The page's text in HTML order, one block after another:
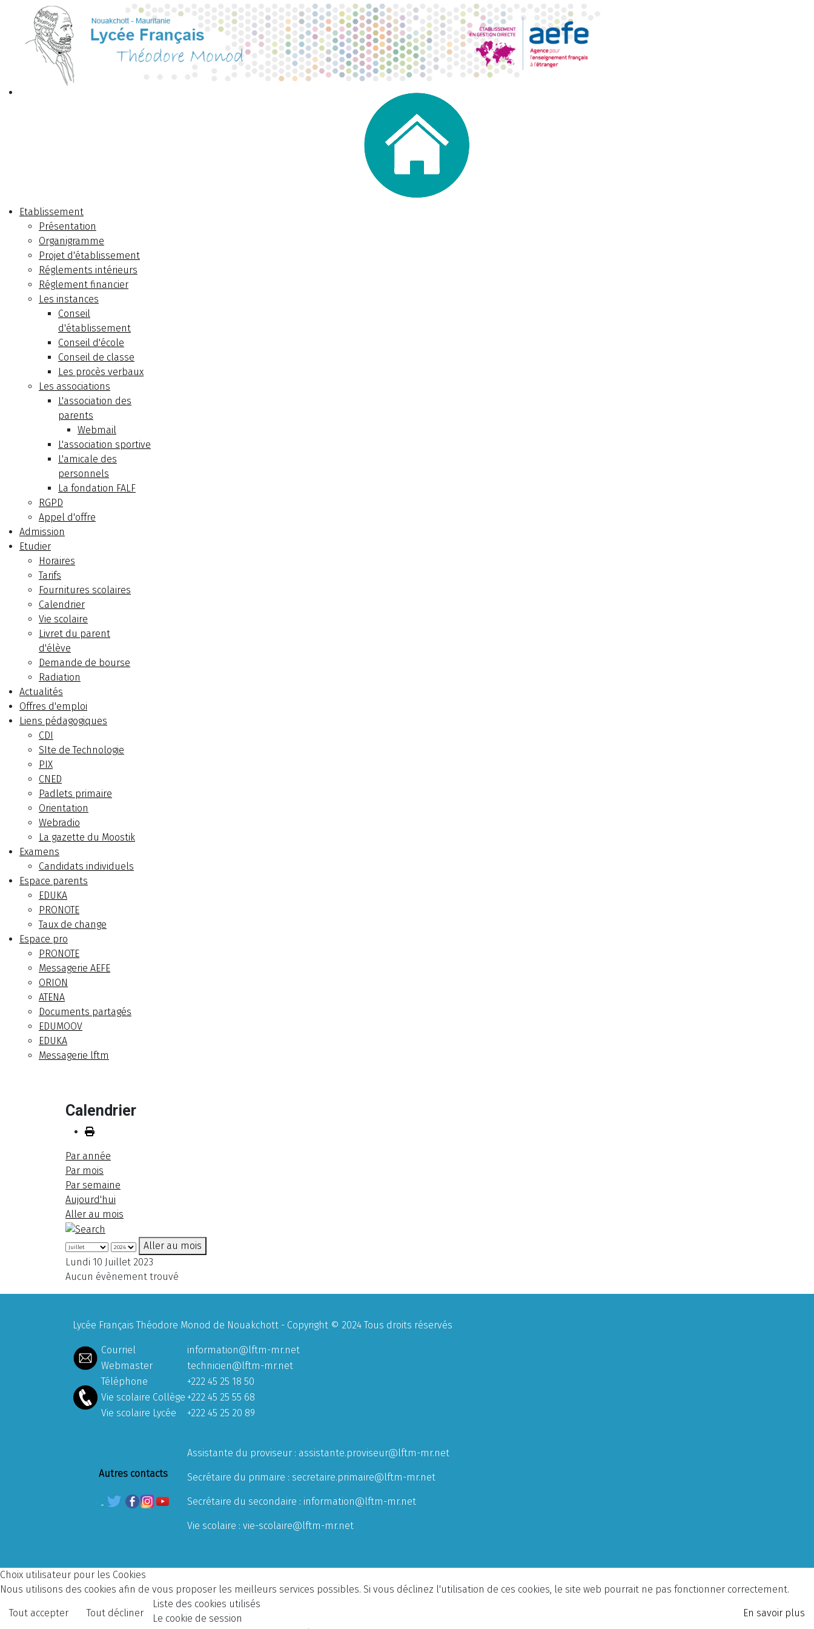
Etablissement
Présentation
Organigramme
Projet d'établissement
Réglements intérieurs
Réglement financier
Les instances
Conseil
d'établissement
Conseil d'école
Conseil de classe
Les procès verbaux
Les associations
L'association des
parents
Webmail
L'association sportive
L'amicale des
personnels
La fondation FALF
RGPD
Appel d'offre
Admission
Etudier
Horaires
Tarifs
Fournitures scolaires
Calendrier
Vie scolaire
Livret du parent
d'élève
Demande de bourse
Radiation
Actualités
Offres d'emploi
Liens pédagogiques
CDI
SIte de Technologie
PIX
CNED
Padlets primaire
Orientation
Webradio
La gazette du Moostik
Examens
Candidats individuels
Espace parents
EDUKA
PRONOTE
Taux de change
Espace pro
PRONOTE
Messagerie AEFE
ORION
ATENA
Documents partagés
EDUMOOV
EDUKA
Messagerie lftm
Calendrier
Par année
Par mois
Par semaine
Aujourd'hui
Aller au mois
Aller au mois
Lundi 10 Juillet 2023
Aucun évènement trouvé
Lycée Français Théodore Monod de Nouakchott - Copyright © 2024 Tous droits réservés
Courriel
information@lftm-mr.net
Webmaster
technicien@lftm-mr.net
Téléphone
+222 45 25 18 50
Vie scolaire Collège +222 45 25 55 68
Vie scolaire Lycée
+222 45 25 20 89
Autres contacts
Assistante du proviseur : assistante.proviseur@lftm-mr.net
Secrétaire du primaire : secretaire.primaire@lftm-mr.net
Secrétaire du secondaire : information@lftm-mr.net
Vie scolaire : vie-scolaire@lftm-mr.net
Choix utilisateur pour les Cookies
Nous utilisons des cookies afin de vous proposer les meilleurs services possibles. Si vous déclinez l'utilisation de ces cookies, le site web pourrait ne pas fonctionner correctement.
Tout accepter Tout décliner En savoir plus
Liste des cookies utilisés
Le cookie de session